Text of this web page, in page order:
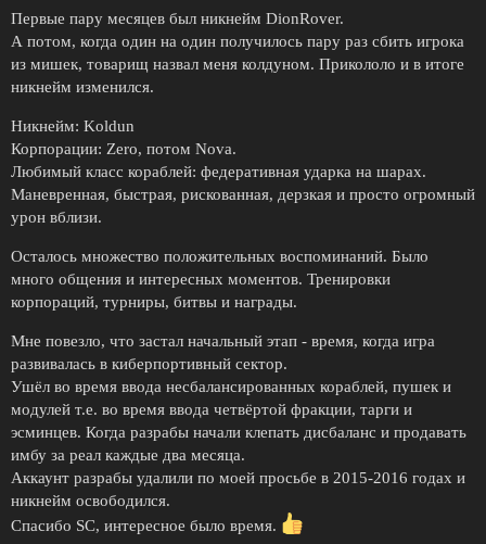
Первые пару месяцев был никнейм DionRover.
А потом, когда один на один получилось пару раз сбить игрока
из мишек, товарищ назвал меня колдуном. Прикололо и в итоге
никнейм изменился.
Никнейм: Koldun
Корпорации: Zero, потом Nova.
Любимый класс кораблей: федеративная ударка на шарах.
Маневренная, быстрая, рискованная, дерзкая и просто огромный
урон вблизи.
Осталось множество положительных воспоминаний. Было
много общения и интересных моментов. Тренировки
корпораций, турниры, битвы и награды.
Мне повезло, что застал начальный этап - время, когда игра
развивалась в киберпортивный сектор.
Ушёл во время ввода несбалансированных кораблей, пушек и
модулей т.е. во время ввода четвёртой фракции, тарги и
эсминцев. Когда разрабы начали клепать дисбаланс и продавать
имбу за реал каждые два месяца.
Аккаунт разрабы удалили по моей просьбе в 2015-2016 годах и
никнейм освободился.
Спасибо SC, интересное было время.